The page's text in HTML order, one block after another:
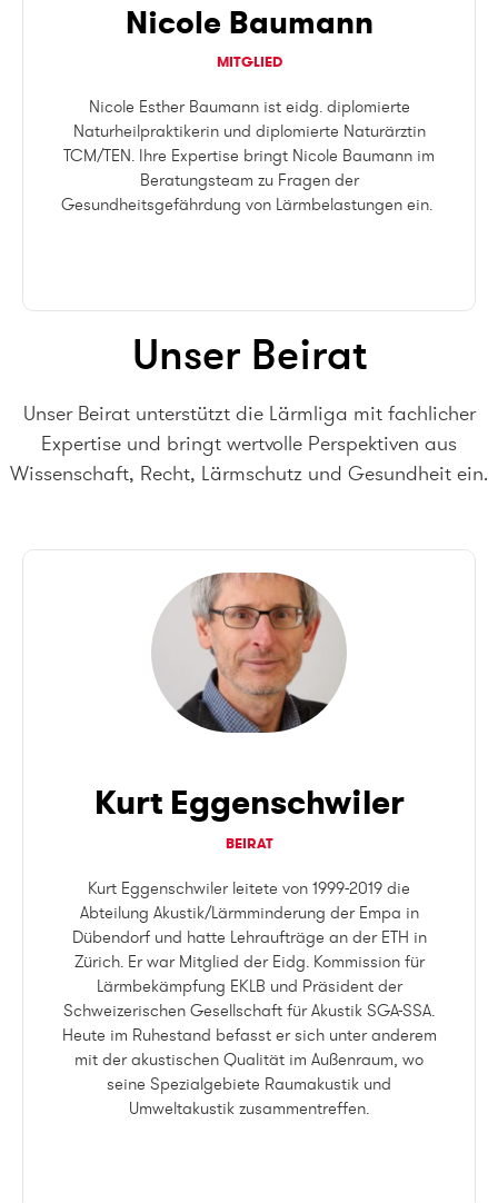
Nicole Baumann
MITGLIED
Nicole Esther Baumann ist eidg. diplomierte
Naturheilpraktikerin und diplomierte Naturärztin
TCM/TEN. Ihre Expertise bringt Nicole Baumann im
Beratungsteam zu Fragen der
Gesundheitsgefährdung von Lärmbelastungen ein.
Unser Beirat
Unser Beirat unterstützt die Lärmliga mit fachlicher
Expertise und bringt wertvolle Perspektiven aus
Wissenschaft, Recht, Lärmschutz und Gesundheit ein.
Kurt Eggenschwiler
BEIRAT
Kurt Eggenschwiler leitete von 1999-2019 die
Abteilung Akustik/Lärmminderung der Empa in
Dübendorf und hatte Lehraufträge an der ETH in
Zürich. Er war Mitglied der Eidg. Kommission für
Lärmbekämpfung EKLB und Präsident der
Schweizerischen Gesellschaft für Akustik SGA-SSA.
Heute im Ruhestand befasst er sich unter anderem
mit der akustischen Qualität im Außenraum, wo
seine Spezialgebiete Raumakustik und
Umweltakustik zusammentreffen.